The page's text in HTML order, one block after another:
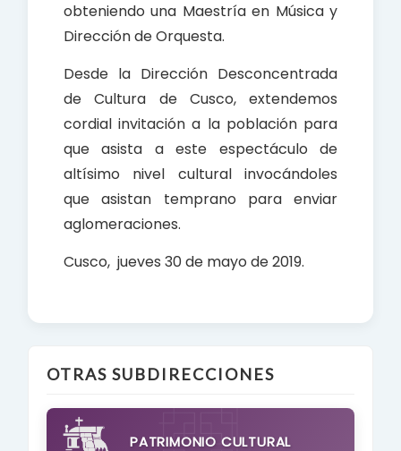
obteniendo una Maestría en Música y
Dirección de Orquesta.
Desde la Dirección Desconcentrada
de Cultura de Cusco, extendemos
cordial invitación a la población para
que asista a este espectáculo de
altísimo nivel cultural invocándoles
que asistan temprano para enviar
aglomeraciones.
Cusco, jueves 30 de mayo de 2019.
OTRAS SUBDIRECCIONES
PATRIMONIO CULTURAL